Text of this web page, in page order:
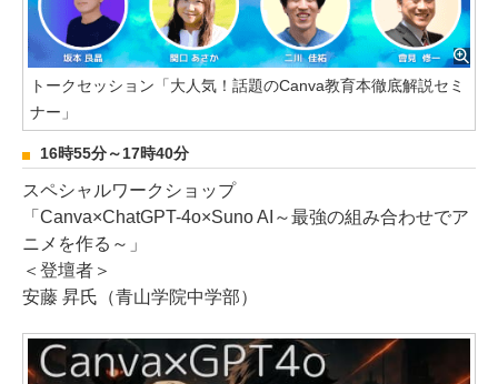
トークセッション「大人気！話題のCanva教育本徹底解説セミ
ナー」
16時55分～17時40分
スペシャルワークショップ
「Canva×ChatGPT-4o×Suno AI～最強の組み合わせでア
ニメを作る～」
＜登壇者＞
安藤 昇氏（青山学院中学部）